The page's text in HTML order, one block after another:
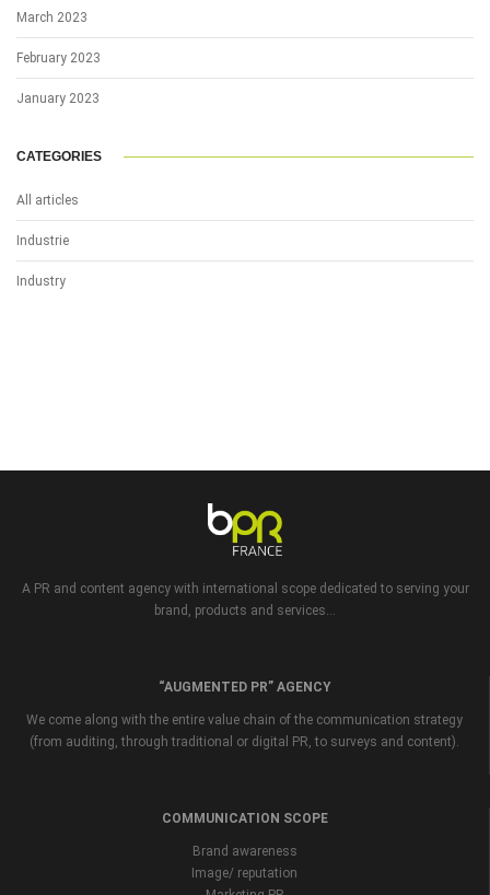
March 2023
February 2023
January 2023
CATEGORIES
All articles
Industrie
Industry
A PR and content agency with international scope dedicated to serving your
brand, products and services...
“AUGMENTED PR” AGENCY
We come along with the entire value chain of the communication strategy
(from auditing, through traditional or digital PR, to surveys and content).
COMMUNICATION SCOPE
Brand awareness
Image/ reputation